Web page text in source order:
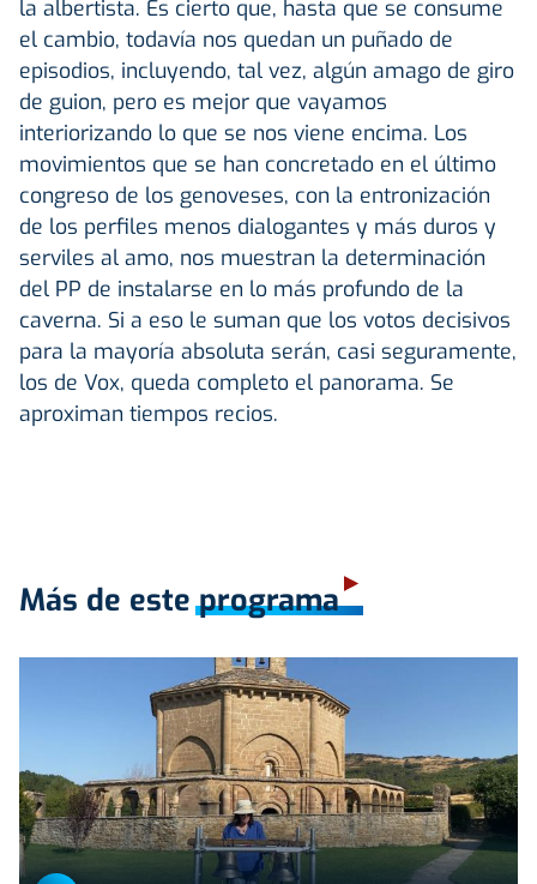
la albertista. Es cierto que, hasta que se consume
el cambio, todavía nos quedan un puñado de
episodios, incluyendo, tal vez, algún amago de giro
de guion, pero es mejor que vayamos
interiorizando lo que se nos viene encima. Los
movimientos que se han concretado en el último
congreso de los genoveses, con la entronización
de los perfiles menos dialogantes y más duros y
serviles al amo, nos muestran la determinación
del PP de instalarse en lo más profundo de la
caverna. Si a eso le suman que los votos decisivos
para la mayoría absoluta serán, casi seguramente,
los de Vox, queda completo el panorama. Se
aproximan tiempos recios.
Más de este programa